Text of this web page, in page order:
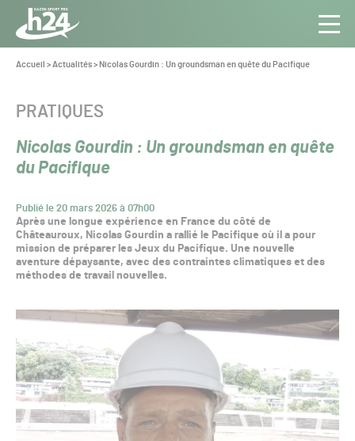
Panneau de gestion des cookies
Aller au contenu
Toute
l’info
Pro
Vous
Accueil >Actualités> Nicolas Gourdin : Un groundsman en quête du Pacifique
Nicolas Gourdin : Un groundsman en quête
du Pacifique
Publié le 20 mars 2026 à 07h00
CATÉGORIE :
PRATIQUES
Après une longue expérience en France du côté de
Châteauroux, Nicolas Gourdin a rallié le Pacifique où il a pour
mission de préparer les Jeux du Pacifique. Une nouvelle
aventure dépaysante, avec des contraintes climatiques et des
méthodes de travail nouvelles.